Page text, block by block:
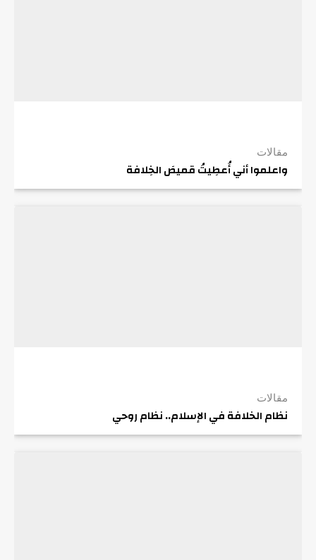
مقالات
واعلموا أني أُعطِيتُ قميصَ الخِلافة
مقالات
نظام الخلافة في الإسلام.. نظام روحي